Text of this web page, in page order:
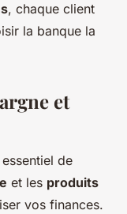
, chaque client
la banque la
et
de
et les produits
vos finances.